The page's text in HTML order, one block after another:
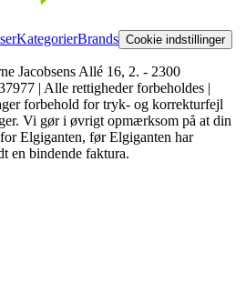
KategorierBrands Cookie indstillinger
Jacobsens Allé 16, 2. - 2300
| Alle rettigheder forbeholdes |
forbehold for tryk- og korrekturfejl
Vi gør i øvrigt opmærksom på at din
Elgiganten, før Elgiganten har
en bindende faktura.